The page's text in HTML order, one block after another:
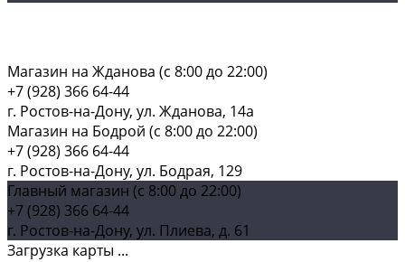
Магазин на Жданова (c 8:00 до 22:00)
+7 (928) 366 64-44
г. Ростов-на-Дону, ул. Жданова, 14а
Магазин на Бодрой (c 8:00 до 22:00)
+7 (928) 366 64-44
г. Ростов-на-Дону, ул. Бодрая, 129
Главный магазин (c 8:00 до 22:00)
+7 (928) 366 64-44
г. Ростов-на-Дону, ул. Плиева, д. 61
Загрузка карты ...